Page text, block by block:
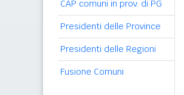
CAP comuni in prov. di PG
Presidenti delle Province
Presidenti delle Regioni
Fusione Comuni